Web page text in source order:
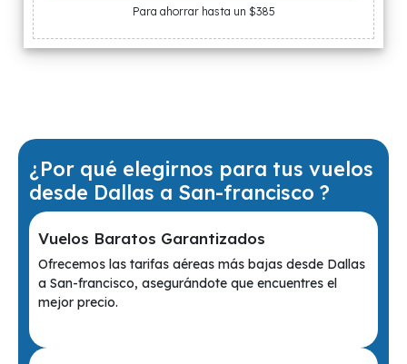
Para ahorrar hasta un $385
¿Por qué elegirnos para tus vuelos
desde Dallas a San-francisco ?
Vuelos Baratos Garantizados
Ofrecemos las tarifas aéreas más bajas desde Dallas
a San-francisco, asegurándote que encuentres el
mejor precio.